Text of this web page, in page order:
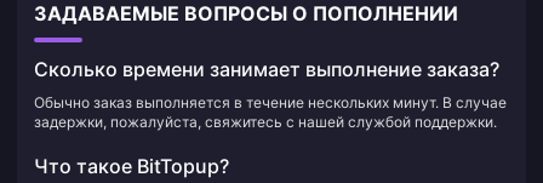
ЗАДАВАЕМЫЕ ВОПРОСЫ О ПОПОЛНЕНИИ
Сколько времени занимает выполнение заказа?
Обычно заказ выполняется в течение нескольких минут. В случае
задержки, пожалуйста, свяжитесь с нашей службой поддержки.
Что такое BitTopup?